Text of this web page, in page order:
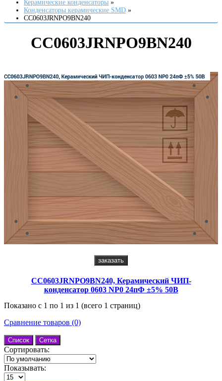
Керамические конденсаторы
Конденсаторы керамические SMD
CC0603JRNPO9BN240
CC0603JRNPO9BN240
заказать
CC0603JRNPO9BN240, Керамический ЧИП-
конденсатор 0603 NP0 24пФ ±5% 50В
Показано с 1 по 1 из 1 (всего 1 страниц)
Сравнение товаров (0)
Список Сетка
Сортировать:
Показывать: